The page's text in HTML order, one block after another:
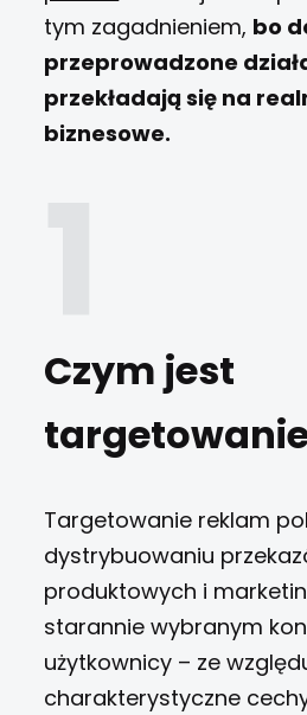
tym zagadnieniem, bo
przeprowadzone
przekładają się na
biznesowe.
Czym jest
Targetowanie reklam
dystrybuowaniu
produktowych i
starannie wybranym
użytkownicy – ze
charakterystyczne